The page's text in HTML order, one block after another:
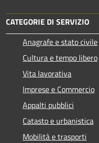
CATEGORIE DI SERVIZIO
Anagrafe e stato civile
Cultura e tempo libero
Vita lavorativa
Imprese e Commercio
Appalti pubblici
Catasto e urbanistica
Mobilità e trasporti